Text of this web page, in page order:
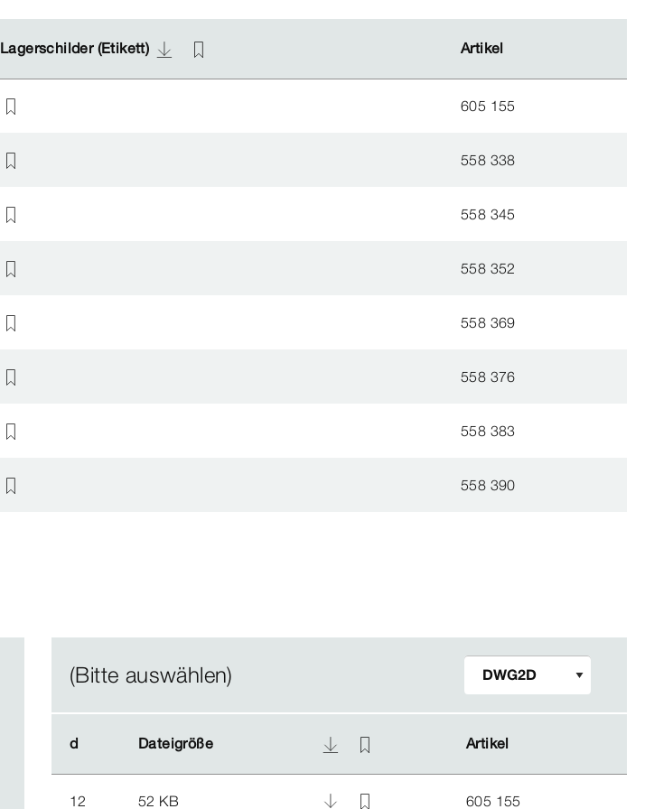
Lagerschilder (Etikett) Artikel
Lagerschilder (Etikett) Artikel
605 155
558 338
558 345
558 352
558 369
558 376
558 383
558 390
(Bitte auswählen)
d Dateigröße Artikel
d Dateigröße Artikel
12 52 KB 605 155